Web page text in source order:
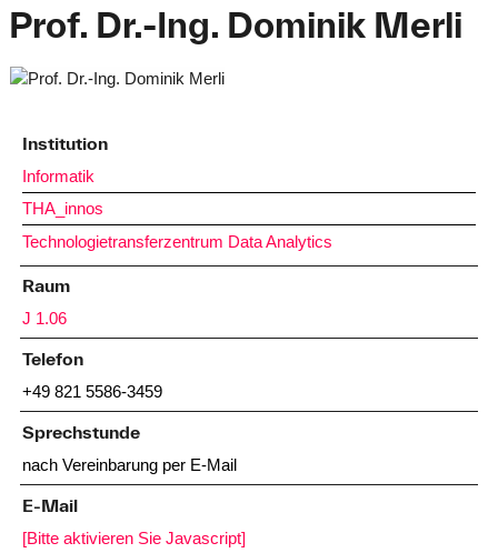
Prof. Dr.-Ing. Dominik Merli
Institution
Informatik
THA_innos
Technologietransferzentrum Data Analytics
Raum
J 1.06
Telefon
+49 821 5586-3459
Sprechstunde
nach Vereinbarung per E-Mail
E-Mail
[Bitte aktivieren Sie Javascript]